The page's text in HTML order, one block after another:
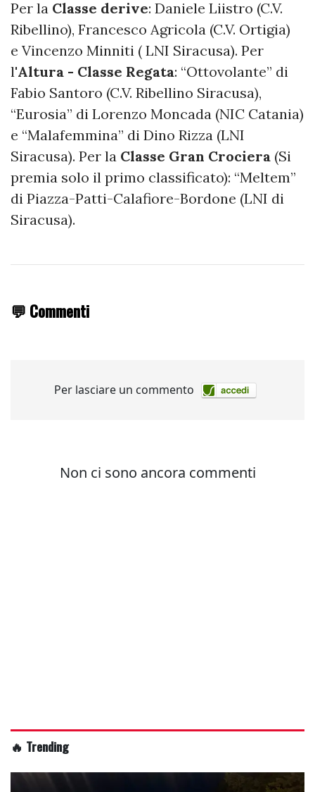
Per la Classe derive: Daniele Liistro (C.V.
Ribellino), Francesco Agricola (C.V. Ortigia)
e Vincenzo Minniti ( LNI Siracusa). Per
l'Altura - Classe Regata: “Ottovolante” di
Fabio Santoro (C.V. Ribellino Siracusa),
“Eurosia” di Lorenzo Moncada (NIC Catania)
e “Malafemmina” di Dino Rizza (LNI
Siracusa). Per la Classe Gran Crociera (Si
premia solo il primo classificato): “Meltem”
di Piazza-Patti-Calafiore-Bordone (LNI di
Siracusa).
💬 Commenti
🔥 Trending